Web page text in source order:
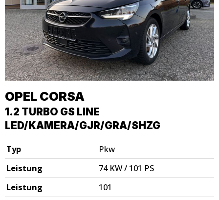
OPEL CORSA
1.2 TURBO GS LINE
LED/KAMERA/GJR/GRA/SHZG
Typ
Pkw
Leistung
74 KW / 101 PS
Leistung
101